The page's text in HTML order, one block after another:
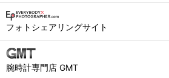
シュッピン株式会社 個人情報相談窓口
フォトシェアリングサイト
腕時計専門店 GMT